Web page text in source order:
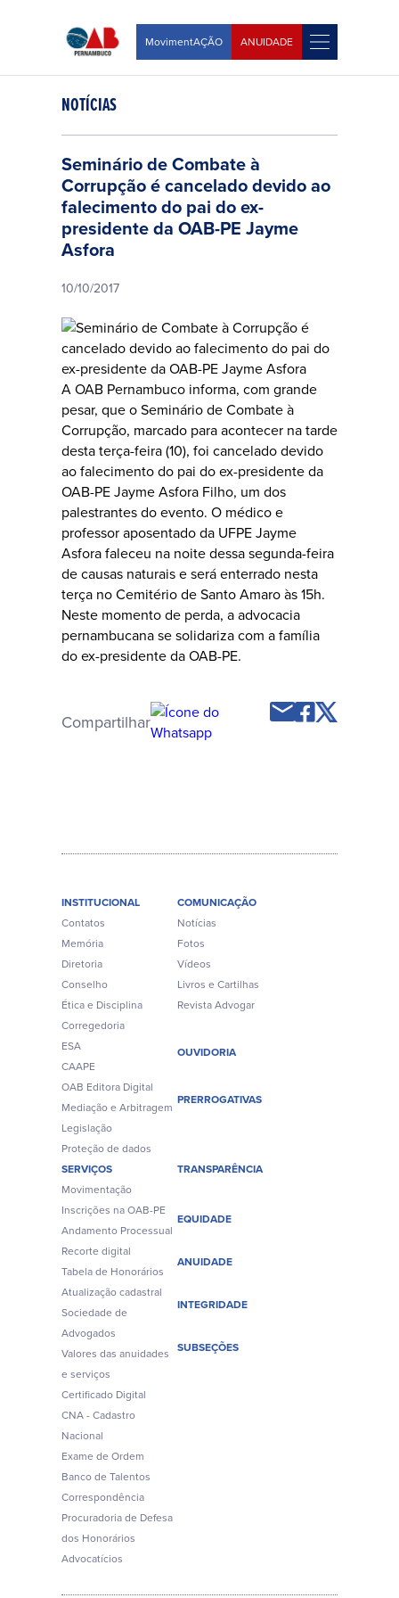
MovimentAÇÃO ANUIDADE
NOTÍCIAS
Seminário de Combate à
Corrupção é cancelado devido ao
falecimento do pai do ex-
presidente da OAB-PE Jayme
Asfora
10/10/2017
A OAB Pernambuco informa, com grande
pesar, que o Seminário de Combate à
Corrupção, marcado para acontecer na tarde
desta terça-feira (10), foi cancelado devido
ao falecimento do pai do ex-presidente da
OAB-PE Jayme Asfora Filho, um dos
palestrantes do evento. O médico e
professor aposentado da UFPE Jayme
Asfora faleceu na noite dessa segunda-feira
de causas naturais e será enterrado nesta
terça no Cemitério de Santo Amaro às 15h.
Neste momento de perda, a advocacia
pernambucana se solidariza com a família
do ex-presidente da OAB-PE.
Compartilhar
INSTITUCIONAL
Contatos
Memória
Diretoria
Conselho
Ética e Disciplina
Corregedoria
ESA
CAAPE
OAB Editora Digital
Mediação e Arbitragem
Legislação
Proteção de dados
COMUNICAÇÃO
Notícias
Fotos
Vídeos
Livros e Cartilhas
Revista Advogar
OUVIDORIA
PRERROGATIVAS
SERVIÇOS
Movimentação
Inscrições na OAB-PE
Andamento Processual
Recorte digital
Tabela de Honorários
Atualização cadastral
Sociedade de
Advogados
Valores das anuidades
e serviços
Certificado Digital
CNA - Cadastro
Nacional
Exame de Ordem
Banco de Talentos
Correspondência
Procuradoria de Defesa
dos Honorários
Advocatícios
TRANSPARÊNCIA
EQUIDADE
ANUIDADE
INTEGRIDADE
SUBSEÇÕES